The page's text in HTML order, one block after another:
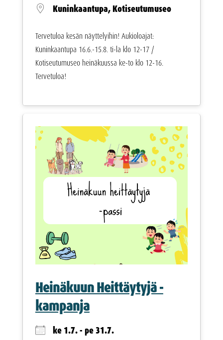
Kuninkaantupa, Kotiseutumuseo
Tervetuloa kesän näyttelyihin! Aukioloajat:
Kuninkaantupa 16.6.-15.8. ti-la klo 12-17 /
Kotiseutumuseo heinäkuussa ke-to klo 12-16.
Tervetuloa!
Heinäkuun Heittäytyjä -
kampanja
ke 1.7. - pe 31.7.